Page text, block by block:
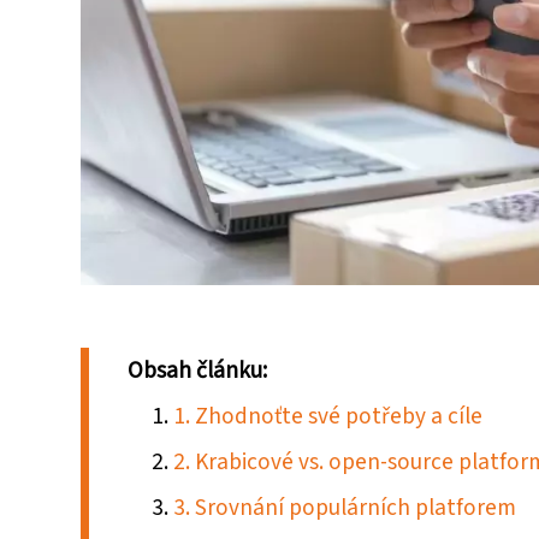
Obsah článku:
1. Zhodnoťte své potřeby a cíle
2. Krabicové vs. open-source
3. Srovnání populárních platforem